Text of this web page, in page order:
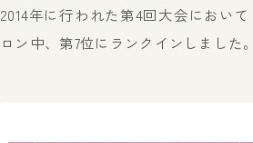
2014年に行われた第4回大会において
ロン中、第7位にランクインしました。